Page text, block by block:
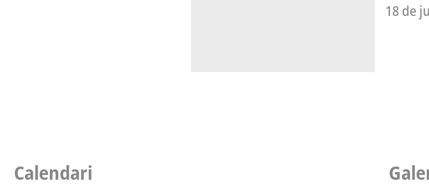
18 de
Calendari